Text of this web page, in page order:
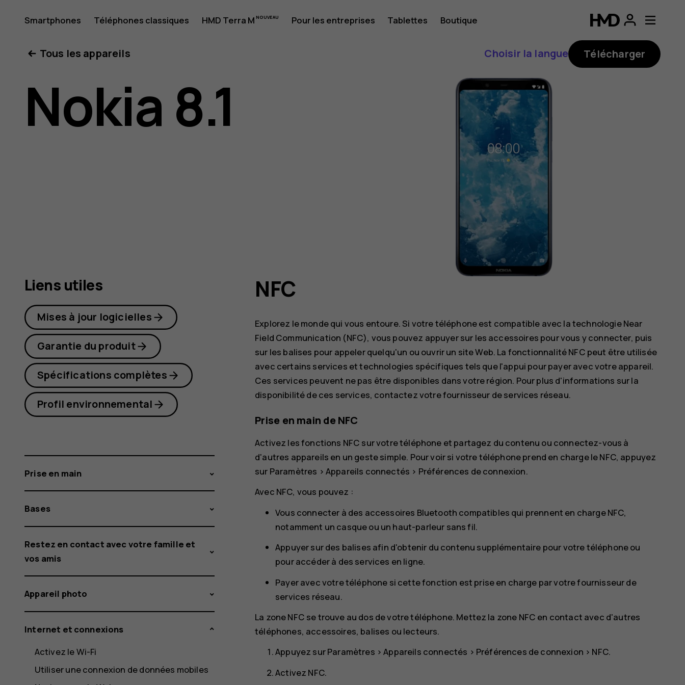
Guide
de
l'utilisateur
Smartphones Téléphones classiques HMD Terra M Pour les entreprises Tablettes Boutique
Tous les appareils Choisir la langue Télécharger
Nokia 8.1
NFC
Explorez le monde qui vous entoure. Si votre téléphone est compatible avec la technologie Near
Field Communication (NFC), vous pouvez appuyer sur les accessoires pour vous y connecter, puis
sur les balises pour appeler quelqu'un ou ouvrir un site Web. La fonctionnalité NFC peut être utilisée
avec certains services et technologies spécifiques tels que l'appui pour payer avec votre appareil.
Ces services peuvent ne pas être disponibles dans votre région. Pour plus d'informations sur la
disponibilité de ces services, contactez votre fournisseur de services réseau.
Prise en main de NFC
Activez les fonctions NFC sur votre téléphone et partagez du contenu ou connectez-vous à
d'autres appareils en un geste simple. Pour voir si votre téléphone prend en charge le NFC, appuyez
sur Paramètres > Appareils connectés > Préférences de connexion.
Avec NFC, vous pouvez :
Vous connecter à des accessoires Bluetooth compatibles qui prennent en charge NFC,
notamment un casque ou un haut-parleur sans fil.
Appuyer sur des balises afin d'obtenir du contenu supplémentaire pour votre téléphone ou
pour accéder à des services en ligne.
Payer avec votre téléphone si cette fonction est prise en charge par votre fournisseur de
services réseau.
La zone NFC se trouve au dos de votre téléphone. Mettez la zone NFC en contact avec d'autres
téléphones, accessoires, balises ou lecteurs.
Appuyez surParamètres >Appareils connectés > Préférences de connexion > NFC.
Activez NFC.
Liens utiles
Mises à jour logicielles
Garantie du produit
Spécifications complètes
Profil environnemental
Prise en main
Bases
Restez en contact avec votre famille et
vos amis
Appareil photo
Internet et connexions
Activez le Wi-Fi
Utiliser une connexion de données mobiles